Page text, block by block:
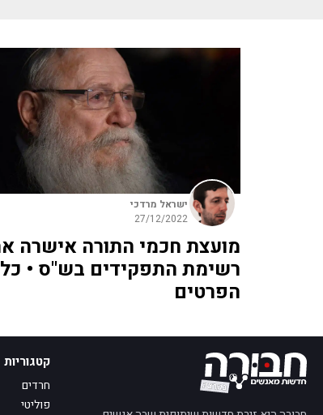
ישראל מרדכי
27/12/2022
מועצת חכמי התורה אישרה
רשימת התפקידים בש"ס • כל
הפרטים
קטגוריות
חרדים
פוליטי